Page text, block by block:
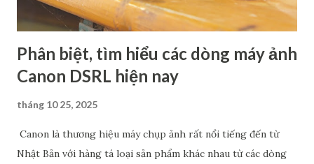
Phân biệt, tìm hiểu các dòng máy ảnh
Canon DSRL hiện nay
tháng 10 25, 2025
Canon là thương hiệu máy chụp ảnh rất nổi tiếng đến từ
Nhật Bản với hàng tá loại sản phẩm khác nhau từ các dòng